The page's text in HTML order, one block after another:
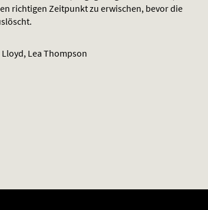
richtigen Zeitpunkt zu erwischen, bevor die
Lea Thompson